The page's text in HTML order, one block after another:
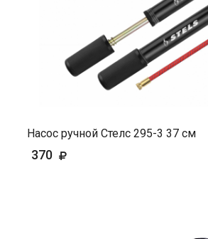
Насос ручной Стелс 295-3 37 см
370